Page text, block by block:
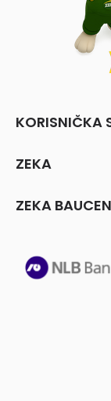
KORISNIČKA
ZEKA
ZEKA